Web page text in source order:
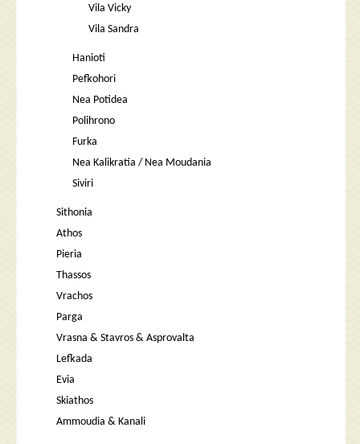
Vila Vicky
Vila Sandra
Hanioti
Pefkohori
Nea Potidea
Polihrono
Furka
Nea Kalikratia / Nea Moudania
Siviri
Sithonia
Athos
Pieria
Thassos
Vrachos
Parga
Vrasna & Stavros & Asprovalta
Lefkada
Evia
Skiathos
Ammoudia & Kanali